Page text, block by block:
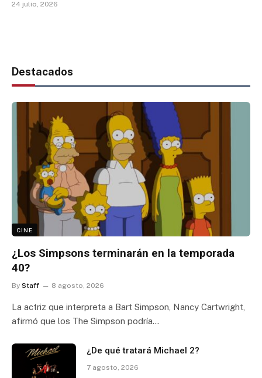
24 julio, 2026
Destacados
CINE
¿Los Simpsons terminarán en la temporada
40?
By Staff 8 agosto, 2026
La actriz que interpreta a Bart Simpson, Nancy Cartwright,
afirmó que los The Simpson podría…
¿De qué tratará Michael 2?
7 agosto, 2026